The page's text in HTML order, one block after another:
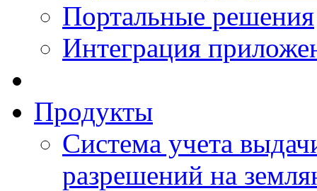
Портальные решения
Интеграция
Продукты
Система учета
разрешений на